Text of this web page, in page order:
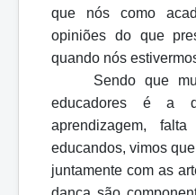
que nós como
opiniões do que
quando nós
Sendo que
educadores é a
aprendizagem,
educandos, vimos
juntamente com as